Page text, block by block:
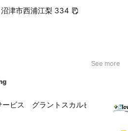
津市西浦江梨 334
See more
ービス グラントスカルピン